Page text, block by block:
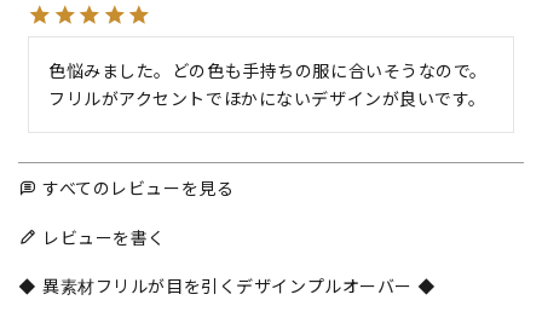
色悩みました。どの色も手持ちの服に合いそうなので。
フリルがアクセントでほかにないデザインが良いです。
すべてのレビューを見る
レビューを書く
◆ 異素材フリルが目を引くデザインプルオーバー ◆